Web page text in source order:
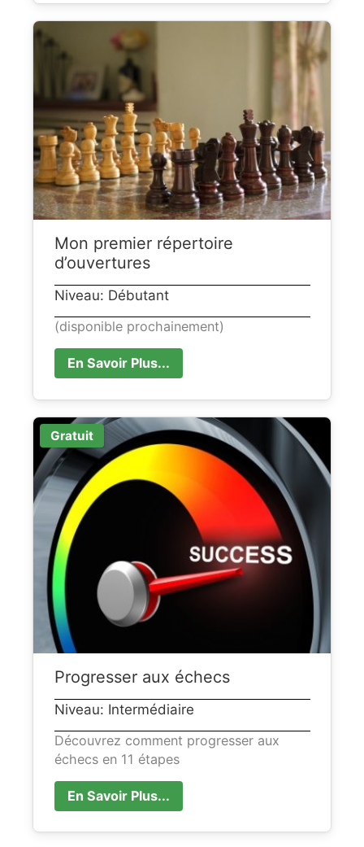
Mon premier répertoire
d’ouvertures
Niveau: Débutant
(disponible prochainement)
En Savoir Plus...
Gratuit
Progresser aux échecs
Niveau: Intermédiaire
Découvrez comment progresser aux
échecs en 11 étapes
En Savoir Plus...